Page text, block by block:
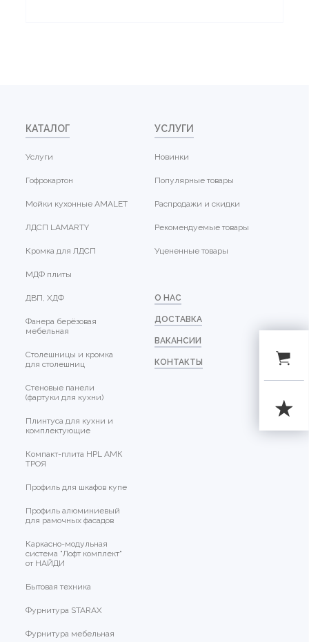
КАТАЛОГ
Услуги
Гофрокартон
Мойки кухонные AMALET
ЛДСП LAMARTY
Кромка для ЛДСП
МДФ плиты
ДВП, ХДФ
Фанера берёзовая
мебельная
Столешницы и кромка
для столешниц
Стеновые панели
(фартуки для кухни)
Плинтуса для кухни и
комплектующие
Компакт-плита HPL АМК
ТРОЯ
Профиль для шкафов купе
Профиль алюминиевый
для рамочных фасадов
Каркасно-модульная
система "Лофт комплект"
от НАЙДИ
Бытовая техника
Фурнитура STARAX
Фурнитура мебельная
УСЛУГИ
Новинки
Популярные товары
Распродажи и скидки
Рекомендуемые товары
Уцененные товары
О НАС
ДОСТАВКА
ВАКАНСИИ
КОНТАКТЫ